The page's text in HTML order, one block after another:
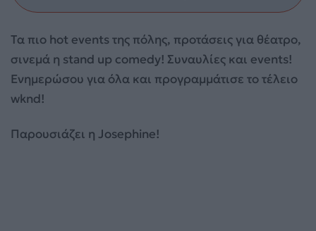
Τα πιο hot events της πόλης, προτάσεις για θέατρο,
σινεμά η stand up comedy! Συναυλίες και events!
Ενημερώσου για όλα και προγραμμάτισε το τέλειο
wknd!
Παρουσιάζει η Josephine!